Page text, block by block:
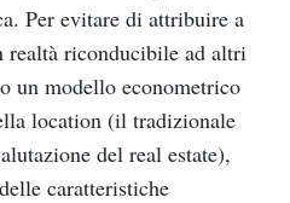
Per evitare di attribuire a
realtà riconducibile ad altri
un modello econometrico
location (il tradizionale
del real estate),
caratteristiche